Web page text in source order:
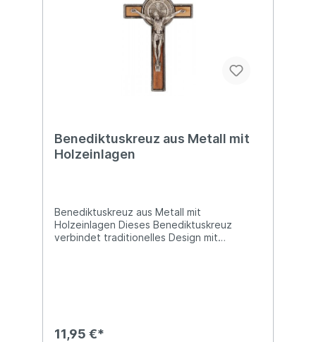
Benediktuskreuz aus Metall mit
Holzeinlagen
Benediktuskreuz aus Metall mit
Holzeinlagen Dieses Benediktuskreuz
verbindet traditionelles Design mit
11,95 €*